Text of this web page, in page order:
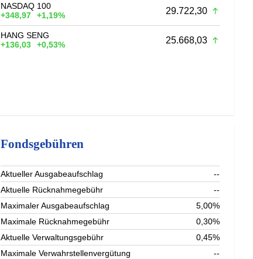
NASDAQ 100
+348,97
+1,19% 29.722,30
HANG SENG
+136,03
+0,53% 25.668,03
Fondsgebühren
Aktueller Ausgabeaufschlag
--
Aktuelle Rücknahmegebühr
--
Maximaler Ausgabeaufschlag
5,00%
Maximale Rücknahmegebühr
0,30%
Aktuelle Verwaltungsgebühr
0,45%
Maximale Verwahrstellenvergütung
--